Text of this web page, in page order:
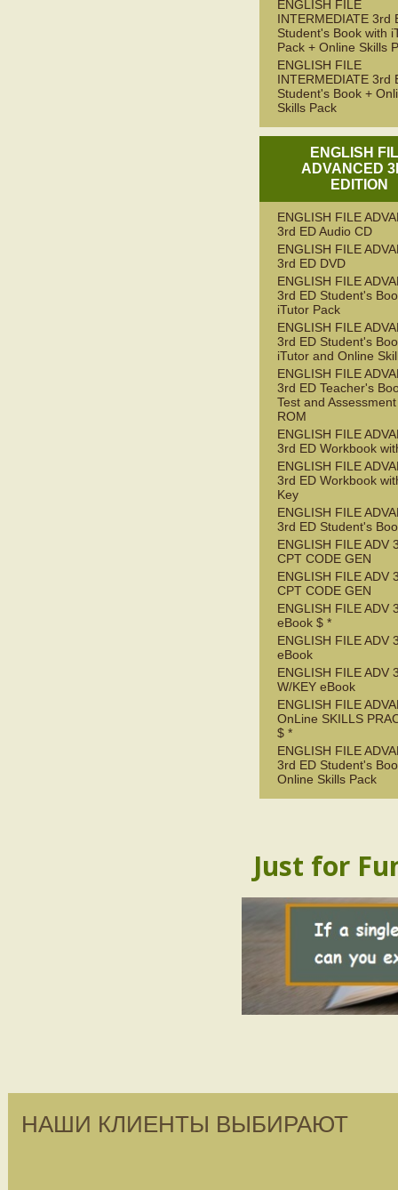
ENGLISH FILE
INTERMEDIATE 3rd
Student's Book with
Pack + Online Skills
ENGLISH FILE
INTERMEDIATE 3rd
Student's Book +
Skills Pack
ENGLISH
ADVANCED
EDITION
ENGLISH FILE
3rd ED Audio CD
ENGLISH FILE
3rd ED DVD
ENGLISH FILE
3rd ED Student's
iTutor Pack
ENGLISH FILE
3rd ED Student's
iTutor and Online
ENGLISH FILE
3rd ED Teacher's
Test and
ROM
ENGLISH FILE
3rd ED Workbook
ENGLISH FILE
3rd ED Workbook
Key
ENGLISH FILE
3rd ED Student's
ENGLISH FILE ADV
CPT CODE GEN
ENGLISH FILE ADV
CPT CODE GEN
ENGLISH FILE ADV
eBook $ *
ENGLISH FILE ADV
eBook
ENGLISH FILE ADV
W/KEY eBook
ENGLISH FILE
OnLine SKILLS
$ *
ENGLISH FILE
3rd ED Student's
Online Skills Pack
Just for
НАШИ КЛИЕНТЫ ВЫБИРАЮТ